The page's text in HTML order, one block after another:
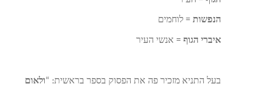
הנפשות = לוחמים
איברי הגוף = אנשי העיר
בעל התניא מזכיר פה את הפסוק בספר בראשית: “ולאום